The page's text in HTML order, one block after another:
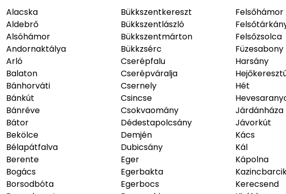
Alacska
Aldebrő
Alsóhámor
Andornaktálya
Arló
Balaton
Bánhorváti
Bánkút
Bánréve
Bátor
Bekölce
Bélapátfalva
Berente
Bogács
Borsodbóta
Bükkszentkereszt
Bükkszentlászló
Bükkszentmárton
Bükkzsérc
Cserépfalu
Cserépváralja
Csernely
Csincse
Csokvaomány
Dédestapolcsány
Demjén
Dubicsány
Eger
Egerbakta
Egerbocs
Felsőhámor
Felsőzsolca
Füzesabony
Harsány
Hét
Járdánháza
Jávorkút
Kács
Kál
Kápolna
Kerecsend